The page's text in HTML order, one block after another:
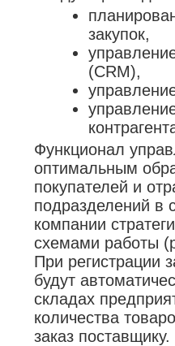
закупок,
(CRM),
Функционал
оптимальным
покупателей и
подразделений в
компании
схемами работы
При регистрации
будут
складах
количества
заказ поставщику.